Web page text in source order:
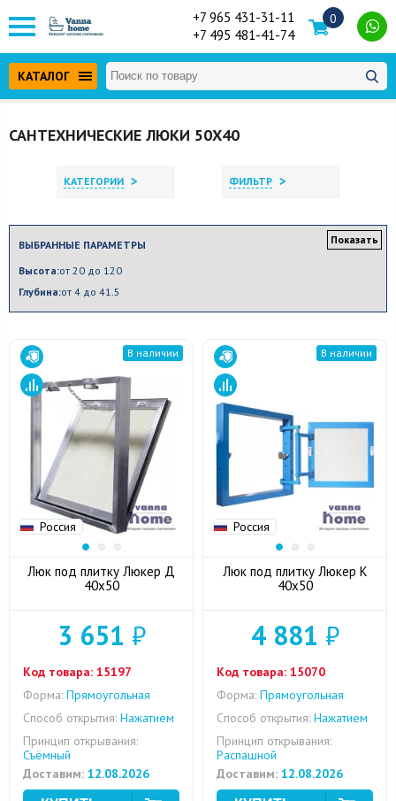
+7 965 431-31-11
+7 495 481-41-74
0
КАТАЛОГ
САНТЕХНИЧЕСКИЕ ЛЮКИ 50X40
КАТЕГОРИИ > ФИЛЬТР >
ВЫБРАННЫЕ ПАРАМЕТРЫ Показать
Высота:от 20 до 120
Глубина:от 4 до 41.5
Россия
В наличии
Люк под плитку Люкер Д
40x50
3 651 ₽
Код товара: 15197
Форма: Прямоугольная
Способ открытия: Нажатием
Принцип открывания:
Съёмный
Доставим: 12.08.2026
Россия
В наличии
Люк под плитку Люкер К
40x50
4 881 ₽
Код товара: 15070
Форма: Прямоугольная
Способ открытия: Нажатием
Принцип открывания:
Распашной
Доставим: 12.08.2026